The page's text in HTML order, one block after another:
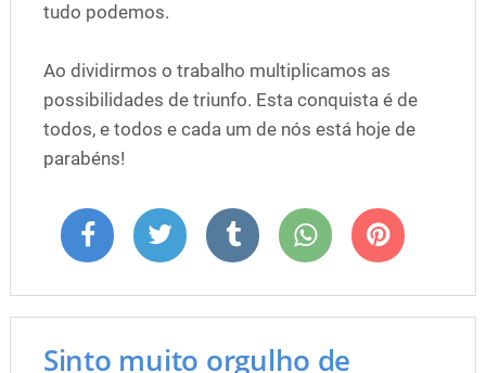
tudo podemos.
Ao dividirmos o trabalho multiplicamos as
possibilidades de triunfo. Esta conquista é de
todos, e todos e cada um de nós está hoje de
parabéns!
Sinto muito orgulho de